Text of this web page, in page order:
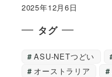
2025年12月6日
タグ
ASU-NETつどい
オーストラリア